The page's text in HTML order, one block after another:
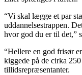
“Vi skal lægge et par
uddannelsestrappen.
hvor god du er til det,”
“Hellere en god frisør
kiggede på de cirka
tillidsrepræsentanter.